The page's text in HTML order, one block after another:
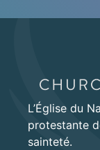
L’Église du
protestante
sainteté.